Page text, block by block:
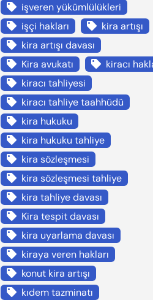
işveren yükümlülükleri
işçi hakları
kira artışı
kira artışı davası
Kira avukatı
kiracı
kiracı tahliyesi
kiracı tahliye taahhüdü
kira hukuku
kira hukuku tahliye
kira sözleşmesi
kira sözleşmesi tahliye
kira tahliye davası
Kira tespit davası
kira uyarlama davası
kiraya veren hakları
konut kira artışı
kıdem tazminatı